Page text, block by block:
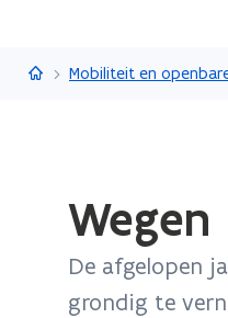
Vlaanderen.be
Mobiliteit en
laden.
bevindt
Wegen
De afgelopen
grondig te